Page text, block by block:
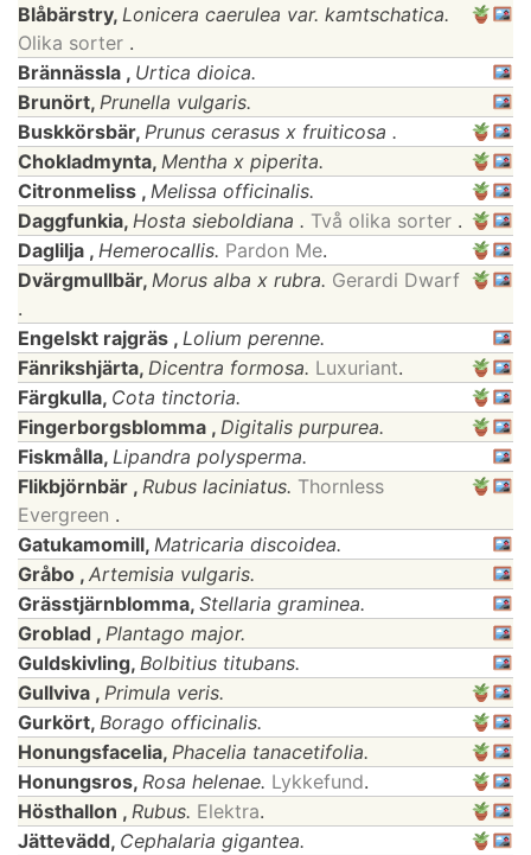
Blåbärstry, Lonicera caerulea var. kamtschatica.
Olika sorter .
Brännässla , Urtica dioica.
Brunört, Prunella vulgaris.
Buskkörsbär, Prunus cerasus x fruiticosa .
Chokladmynta, Mentha x piperita.
Citronmeliss , Melissa officinalis.
Daggfunkia, Hosta sieboldiana . Två olika sorter .
Daglilja , Hemerocallis. Pardon Me.
Dvärgmullbär, Morus alba x rubra. Gerardi Dwarf
.
Engelskt rajgräs , Lolium perenne.
Fänrikshjärta, Dicentra formosa. Luxuriant.
Färgkulla, Cota tinctoria.
Fingerborgsblomma , Digitalis purpurea.
Fiskmålla, Lipandra polysperma.
Flikbjörnbär , Rubus laciniatus. Thornless
Evergreen .
Gatukamomill, Matricaria discoidea.
Gråbo , Artemisia vulgaris.
Grässtjärnblomma, Stellaria graminea.
Groblad , Plantago major.
Guldskivling, Bolbitius titubans.
Gullviva , Primula veris.
Gurkört, Borago officinalis.
Honungsfacelia, Phacelia tanacetifolia.
Honungsros, Rosa helenae. Lykkefund.
Hösthallon , Rubus. Elektra.
Jättevädd, Cephalaria gigantea.